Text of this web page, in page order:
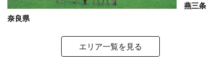
奈良県
燕三条
エリア一覧を見る